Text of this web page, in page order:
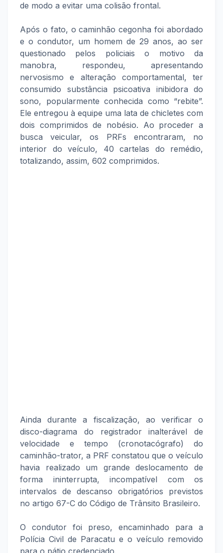
de modo a evitar uma colisão frontal.
Após o fato, o caminhão cegonha foi abordado
e o condutor, um homem de 29 anos, ao ser
questionado pelos policiais o motivo da
manobra, respondeu, apresentando
nervosismo e alteração comportamental, ter
consumido substância psicoativa inibidora do
sono, popularmente conhecida como “rebite”.
Ele entregou à equipe uma lata de chicletes com
dois comprimidos de nobésio. Ao proceder a
busca veicular, os PRFs encontraram, no
interior do veículo, 40 cartelas do remédio,
totalizando, assim, 602 comprimidos.
Ainda durante a fiscalização, ao verificar o
disco-diagrama do registrador inalterável de
velocidade e tempo (cronotacógrafo) do
caminhão-trator, a PRF constatou que o veículo
havia realizado um grande deslocamento de
forma ininterrupta, incompatível com os
intervalos de descanso obrigatórios previstos
no artigo 67-C do Código de Trânsito Brasileiro.
O condutor foi preso, encaminhado para a
Polícia Civil de Paracatu e o veículo removido
para o pátio credenciado.